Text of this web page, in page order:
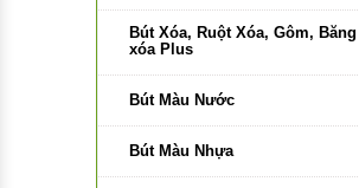
Bút Xóa, Ruột Xóa, Gôm, Băng
xóa Plus
Bút Màu Nước
Bút Màu Nhựa